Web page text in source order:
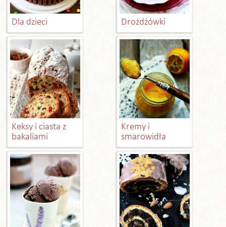
Dla dzieci Drożdżówki
Keksy i ciasta z
bakaliami
Kremy i
smarowidła